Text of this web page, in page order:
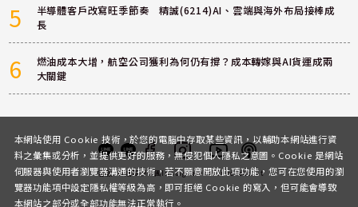
5
半導體客戶改寫旺季節奏 精誠(6214)AI、雲端與海外布局接棒成
長
6
燃油成本大增，航空公司獲利為何仍有撐？成本轉嫁與AI貨運成兩
大關鍵
客服 討論區粉絲團InstagramYoutubePodcast
本網站使用 Cookie 技術，於您的電腦中存取某些資訊，以輔助本網站進行資
料之彙集或分析，並提供更好的服務，無侵犯個人隱私之意圖。Cookie 是網站
伺服器與使用者瀏覽器溝通的技術，若不願意開放此項功能，您可在您使用的瀏
覽器功能項中設定隱私權等級為高，即可拒絕 Cookie 的寫入，但可能會導致
本網站之部分或全部功能無法正常執行。